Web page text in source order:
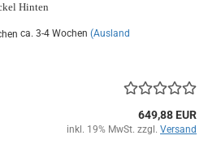
Hinten
ca. 3-4 Wochen (Ausland
649,88 EUR
inkl. 19% MwSt. zzgl. Versand